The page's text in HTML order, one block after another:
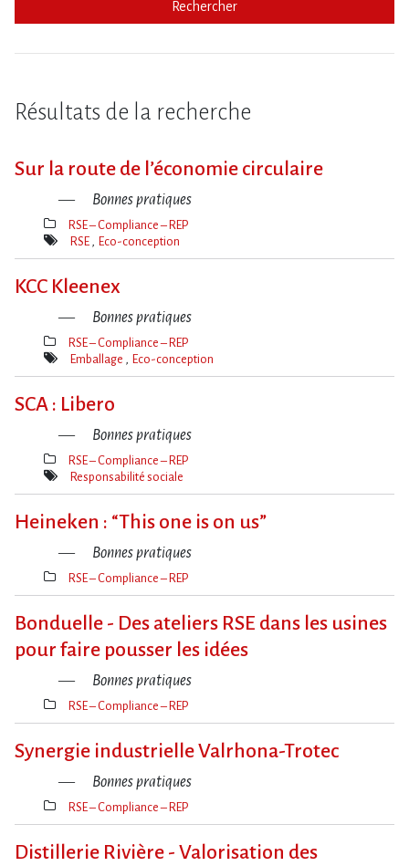
Rechercher
Résultats de la recherche
Sur la route de l​‌’économie circulaire
Bonnes pratiques
Thèmes(s)
RSE – Compliance – REP
Mot(s)-
RSE Eco-conception
KCC Kleenex
Bonnes pratiques
Thèmes(s)
RSE – Compliance – REP
Mot(s)-
Emballage Eco-conception
SCA : Libero
Bonnes pratiques
Thèmes(s)
RSE – Compliance – REP
Mot(s)-
Responsabilité sociale
Heineken : “This one is on us”
Bonnes pratiques
Thèmes(s)
RSE – Compliance – REP
Bonduelle - Des ateliers RSE dans les usines
pour faire pousser les idées
Bonnes pratiques
Thèmes(s)
RSE – Compliance – REP
Synergie industrielle Valrhona-Trotec
Bonnes pratiques
Thèmes(s)
RSE – Compliance – REP
Distillerie Rivière - Valorisation des